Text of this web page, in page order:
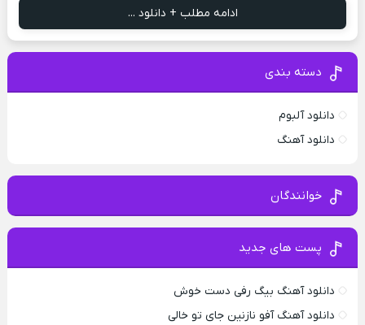
ادامه مطلب + دانلود ...
دسته بندی
دانلود آلبوم
دانلود آهنگ
خوانندگان
پست های جدید
دانلود آهنگ بیگ رفی دست خوش
دانلود آهنگ آفو نازنین جای تو خالی